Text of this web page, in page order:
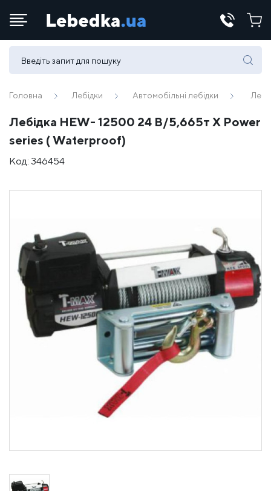
Телефони:
(067) 430 82-15
Головна Лебідки Автомобільні лебідки
Лебідка HEW- 12500 24 В/5,665т X Power
series ( Waterproof)
Код: 346454